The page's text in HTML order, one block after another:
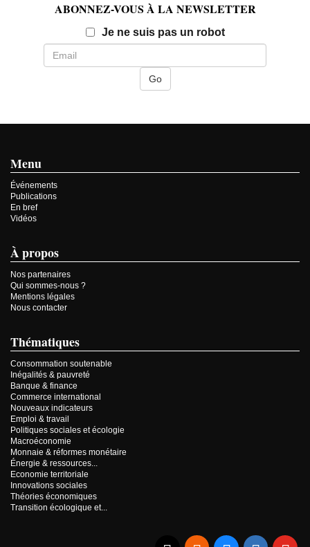
ABONNEZ-VOUS À LA NEWSLETTER
Je ne suis pas un robotEmail
Menu
Événements
Publications
En bref
Vidéos
À propos
Nos partenaires
Qui sommes-nous ?
Mentions légales
Nous contacter
Thématiques
Consommation soutenable
Inégalités & pauvreté
Banque & finance
Commerce international
Nouveaux indicateurs
Emploi & travail
Politiques sociales et écologie
Macroéconomie
Monnaie & réformes monétaire
Énergie & ressources...
Economie territoriale
Innovations sociales
Théories économiques
Transition écologique et...